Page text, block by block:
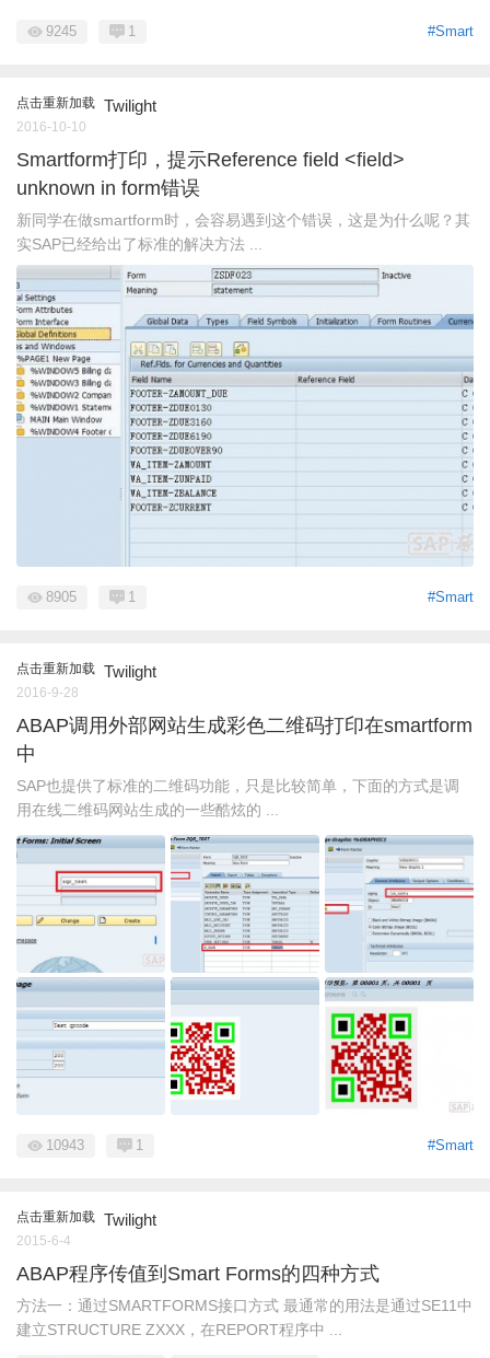
#Smart
9245 1
点击重新加载 Twilight
2016-10-10
Smartform打印，提示Reference field <field>
unknown in form错误
新同学在做smartform时，会容易遇到这个错误，这是为什么呢？其
实SAP已经给出了标准的解决方法 ...
#Smart
8905 1
点击重新加载 Twilight
2016-9-28
ABAP调用外部网站生成彩色二维码打印在smartform
中
SAP也提供了标准的二维码功能，只是比较简单，下面的方式是调
用在线二维码网站生成的一些酷炫的 ...
#Smart
10943 1
点击重新加载 Twilight
2015-6-4
ABAP程序传值到Smart Forms的四种方式
方法一：通过SMARTFORMS接口方式 最通常的用法是通过SE11中
建立STRUCTURE ZXXX，在REPORT程序中 ...